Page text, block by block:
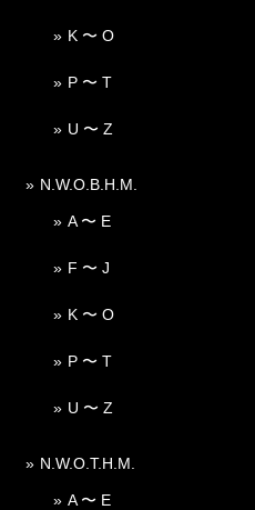
K 〜 O
P 〜 T
U 〜 Z
N.W.O.B.H.M.
A 〜 E
F 〜 J
K 〜 O
P 〜 T
U 〜 Z
N.W.O.T.H.M.
A 〜 E